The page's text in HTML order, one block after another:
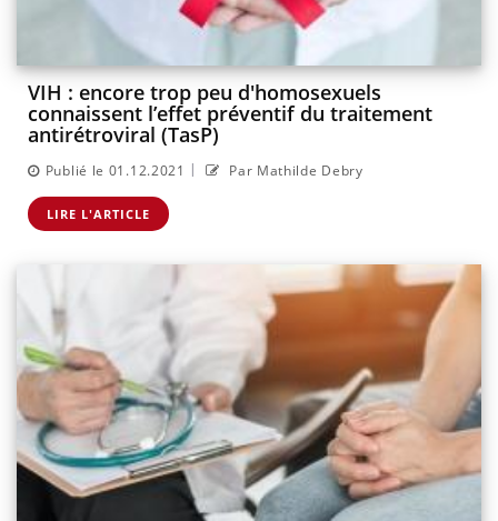
VIH : encore trop peu d'homosexuels
connaissent l’effet préventif du traitement
antirétroviral (TasP)
Publié le 01.12.2021 | Par Mathilde Debry
LIRE L'ARTICLE